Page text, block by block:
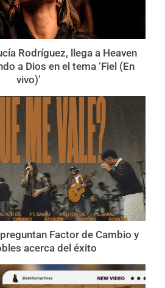
Rodríguez, llega a Heaven
a Dios en el tema ‘Fiel (En
vivo)’
Factor de Cambio y
acerca del éxito